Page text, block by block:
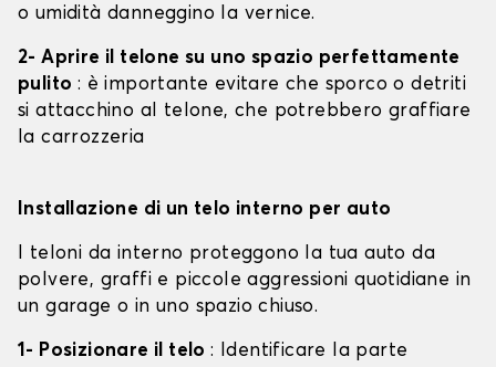
o umidità danneggino la vernice.
2- Aprire il telone su uno spazio perfettamente
pulito : è importante evitare che sporco o detriti
si attacchino al telone, che potrebbero graffiare
la carrozzeria
Installazione di un telo interno per auto
I teloni da interno proteggono la tua auto da
polvere, graffi e piccole aggressioni quotidiane in
un garage o in uno spazio chiuso.
1- Posizionare il telo: Identificare la parte